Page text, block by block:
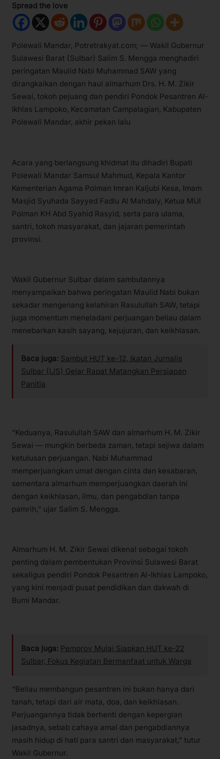
Spread the love
Polewali Mandar, Potretrakyat.com; — Wakil Gubernur
Sulawesi Barat (Sulbar) Salim S. Mengga menghadiri
peringatan Maulid Nabi Muhammad SAW yang
dirangkaikan dengan haul almarhum Drs. H. M. Zikir
Sewai, tokoh pejuang dan pendiri Pondok Pesantren Al-
Ikhlas Lampoko, Kecamatan Campalagian, Kabupaten
Polewali Mandar, akhir pekan lalu
Acara yang berlangsung khidmat itu dihadiri Bupati
Polewali Mandar Samsul Mahmud, Kepala Kantor
Kementerian Agama Polman Imran Kaljubi Kesa, Imam
Masjid Syuhada Sayyed Fadlu Al Mahdaly, Ketua MUI
Polman KH Abd Syahid Rasyid, serta para ulama,
santri, tokoh masyarakat, dan jajaran pemerintah
provinsi.
Wakil Gubernur Sulbar dalam sambutannya
menyampaikan bahwa peringatan Maulid Nabi bukan
sekadar mengenang kelahiran Rasulullah SAW, tetapi
juga momentum meneladani perjuangan beliau dalam
menebarkan kasih sayang, kejujuran, dan keikhlasan.
Baca juga: Sambut HUT ke-12, Ikatan Jurnalis
Sulbar (IJS) Gelar Rapat Matangkan Persiapan
Panitia
“Keduanya, Rasulullah SAW dan almarhum H. M. Zikir
Sewai — mungkin berbeda zaman, tetapi sejiwa dalam
ketulusan perjuangan. Nabi Muhammad
memperjuangkan umat dengan cinta dan kesabaran,
sementara almarhum memperjuangkan daerah ini
dengan keikhlasan, ilmu, dan pengabdian tanpa
pamrih,” ujar Salim S. Mengga.
Almarhum H. M. Zikir Sewai dikenal sebagai tokoh
penting dalam pembentukan Provinsi Sulawesi Barat
sekaligus pendiri Pondok Pesantren Al-Ikhlas Lampoko,
yang kini menjadi pusat pendidikan dan dakwah di
Bumi Mandar.
Baca juga: Pemprov Mulai Siapkan HUT ke-22
Sulbar, Fokus Kegiatan Bermanfaat untuk Warga
“Beliau membangun pesantren ini bukan hanya dari
tanah, tetapi dari air mata, doa, dan keikhlasan.
Perjuangannya tidak berhenti dengan kepergian
jasadnya, sebab cahaya amal dan pengabdiannya
masih hidup di hati para santri dan masyarakat,” tutur
Wakil Gubernur.